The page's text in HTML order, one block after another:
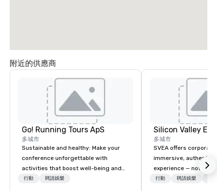
附近的供應商
Go! Running Tours ApS
多城市
Sustainable and healthy: Make your
conference unforgettable with
activities that boost well-being and
lower carbon footprints. Explore the
行動 聘請娛樂
多城市
SVEA offers
immersive, authentic
experience — not a
transformation. We
行動 聘請娛樂